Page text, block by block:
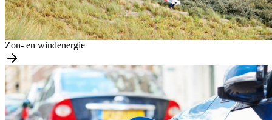
Zon- en windenergie